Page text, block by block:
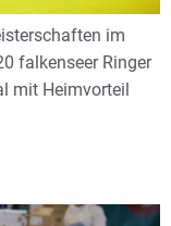
im
falkenseer Ringer
mit Heimvorteil